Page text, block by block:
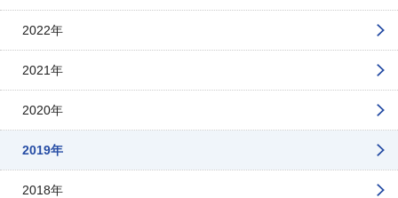
2022年
2021年
2020年
2019年
2018年